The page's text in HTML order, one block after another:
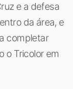
e a defesa
da área, e
completar
o Tricolor em